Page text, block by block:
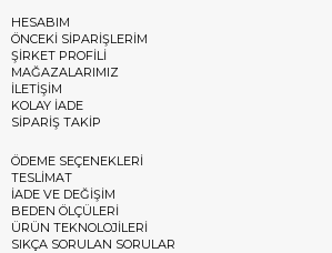
HESABIM
ÖNCEKİ SİPARİŞLERİM
ŞİRKET PROFİLİ
MAĞAZALARIMIZ
İLETİŞİM
KOLAY İADE
SİPARİŞ TAKİP
ÖDEME SEÇENEKLERİ
TESLİMAT
İADE VE DEĞİŞİM
BEDEN ÖLÇÜLERİ
ÜRÜN TEKNOLOJİLERİ
SIKÇA SORULAN SORULAR